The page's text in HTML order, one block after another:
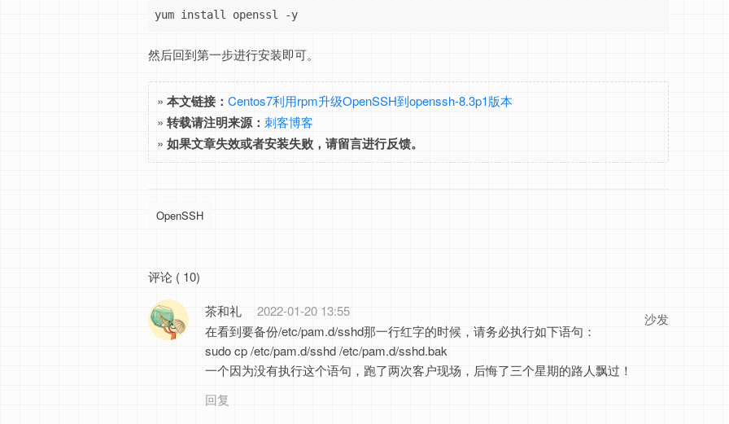
yum install openssl -y
然后回到第一步进行安装即可。
» 本文链接： Centos7利用rpm升级OpenSSH到openssh-8.3p1版本
» 转载请注明来源： 刺客博客
» 如果文章失效或者安装失败，请留言进行反馈。
OpenSSH
评论 ( 10)
沙发
茶和礼
2022-01-20 13:55
在看到要备份/etc/pam.d/sshd那一行红字的时候，请务必执行如下语句：
sudo cp /etc/pam.d/sshd /etc/pam.d/sshd.bak
一个因为没有执行这个语句，跑了两次客户现场，后悔了三个星期的路人飘过！
回复